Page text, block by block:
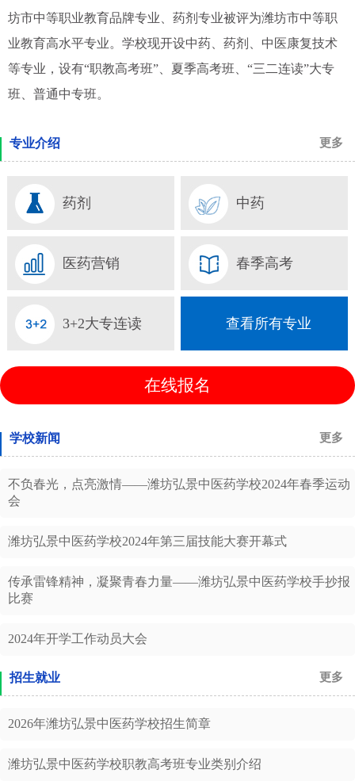
坊市中等职业教育品牌专业、药剂专业被评为潍坊市中等职
业教育高水平专业。学校现开设中药、药剂、中医康复技术
等专业，设有“职教高考班”、夏季高考班、“三二连读”大专
班、普通中专班。
专业介绍 更多
药剂 中药
医药营销 春季高考
3+2大专连读 查看所有专业
在线报名
学校新闻 更多
不负春光，点亮激情——潍坊弘景中医药学校2024年春季运动
会
潍坊弘景中医药学校 2024年第三届技能大赛开幕式
传承雷锋精神，凝聚青春力量——潍坊弘景中医药学校手抄报
比赛
2024年开学工作动员大会
招生就业 更多
2026年潍坊弘景中医药学校招生简章
潍坊弘景中医药学校职教高考班专业类别介绍